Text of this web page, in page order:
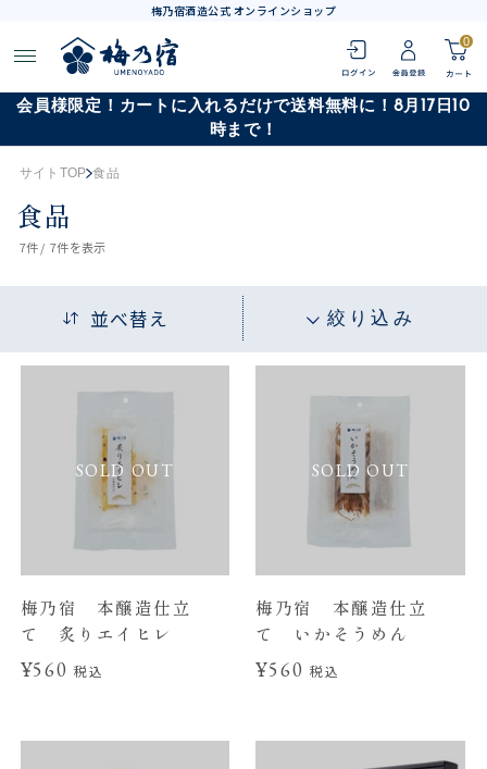
梅乃宿酒造公式 オンラインショップ
0
会員様限定！カートに入れるだけで送料無料に！8月17日10
時まで！
サイトTOP 食品
食品
7件 / 7件を表示
並べ替え 絞り込み
SOLD OUT
梅乃宿 本醸造仕立
て 炙りエイヒレ
¥560税込
SOLD OUT
梅乃宿 本醸造仕立
て いかそうめん
¥560税込